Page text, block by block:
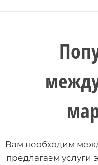
Вам необходим
предлагаем услуги